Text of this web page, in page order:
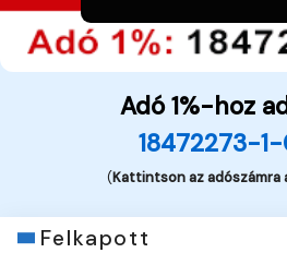
Adó 1%-hoz
18472273-
(Kattintson az adószámra
Felkapott